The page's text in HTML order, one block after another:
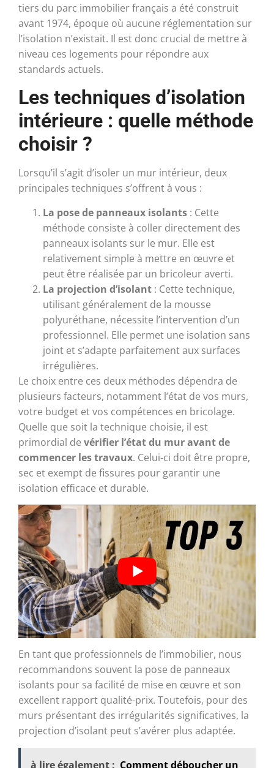
tiers du parc immobilier français a été construit
avant 1974, époque où aucune réglementation sur
l’isolation n’existait. Il est donc crucial de mettre à
niveau ces logements pour répondre aux
standards actuels.
Les techniques d’isolation
intérieure : quelle méthode
choisir ?
Lorsqu’il s’agit d’isoler un mur intérieur, deux
principales techniques s’offrent à vous :
La pose de panneaux isolants : Cette
méthode consiste à coller directement des
panneaux isolants sur le mur. Elle est
relativement simple à mettre en œuvre et
peut être réalisée par un bricoleur averti.
La projection d’isolant : Cette technique,
utilisant généralement de la mousse
polyuréthane, nécessite l’intervention d’un
professionnel. Elle permet une isolation sans
joint et s’adapte parfaitement aux surfaces
irrégulières.
Le choix entre ces deux méthodes dépendra de
plusieurs facteurs, notamment l’état de vos murs,
votre budget et vos compétences en bricolage.
Quelle que soit la technique choisie, il est
primordial de vérifier l’état du mur avant de
commencer les travaux. Celui-ci doit être propre,
sec et exempt de fissures pour garantir une
isolation efficace et durable.
En tant que professionnels de l’immobilier, nous
recommandons souvent la pose de panneaux
isolants pour sa facilité de mise en œuvre et son
excellent rapport qualité-prix. Toutefois, pour des
murs présentant des irrégularités significatives, la
projection d’isolant peut s’avérer plus adaptée.
à lire également : Comment déboucher un